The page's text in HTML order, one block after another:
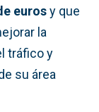
eurosy que
la
tráfico y
su área